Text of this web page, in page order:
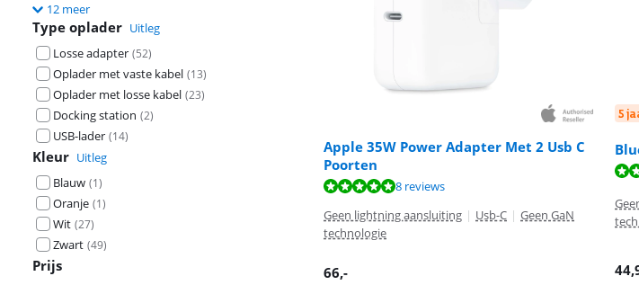
12 meer
Type oplader Uitleg
Losse adapter (52)
Oplader met vaste kabel (13)
Oplader met losse kabel (23)
Docking station (2)
USB-lader (14)
Kleur Uitleg
Blauw (1)
Oranje (1)
Wit (27)
Zwart (49)
Prijs
Apple 35W Power Adapter Met 2 Usb C
Poorten
Beoordeling is 9,8 van de 10, gebaseerd op 8 reviews.
8 reviews
Geen lightning aansluiting | Usb-C | Geen GaN
technologie
66,-
5
Beoordeling is 9,0 van de 10, gebaseerd op 5 reviews.
Beoordeling is 8,9 van de 10, gebaseerd op 8 reviews.